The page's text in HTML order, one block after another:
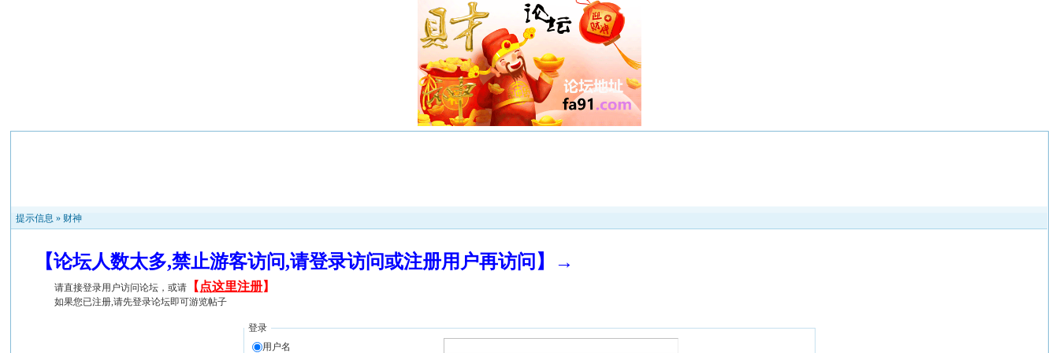
提示信息 » 财神
【论坛人数太多,禁止游客访问,请登录访问或注册用户再访问】→
请直接登录用户访问论坛，或请 【 点这里注册】
如果您已注册,请先登录论坛即可游览帖子
登录
用户名